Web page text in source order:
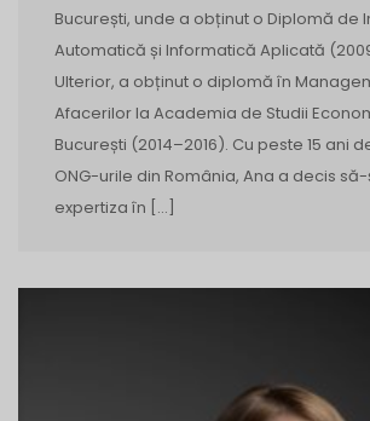
București, unde a obținut o Diplomă de
Automatică și Informatică Aplicată
Ulterior, a obținut o diplomă în
Afacerilor la Academia de Studii
București (2014–2016). Cu peste 15 ani
ONG-urile din România, Ana a decis
expertiza în […]